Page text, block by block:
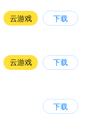
云游戏 下载
云游戏 下载
下载